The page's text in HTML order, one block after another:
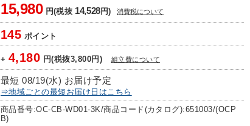
15,980円(税抜 14,528円) 消費税について
145 ポイント
+ 4,180 円(税抜3,800円) 組立費について
最短 08/19(水) お届け予定
⇒地域ごとの最短お届け日はこちら
商品番号:OC-CB-WD01-3K/商品コード(カタログ):651003/(OCP
B)